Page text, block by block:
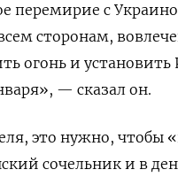
перемирие с
сторонам,
огонь и
— сказал он.
это нужно, чтобы
сочельник и в